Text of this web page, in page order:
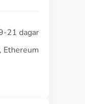
21 dagar
Ethereum